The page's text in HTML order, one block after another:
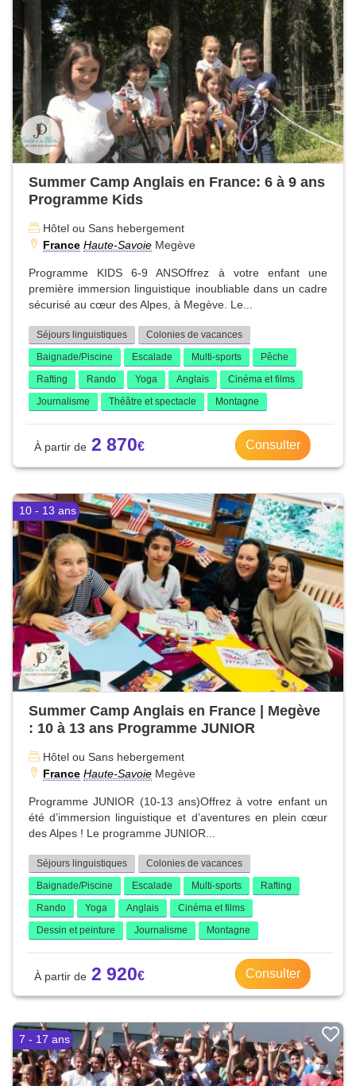
Summer Camp Anglais en France: 6 à 9 ans
Programme Kids
Hôtel ou Sans hebergement
France Haute-Savoie Megève
Programme KIDS 6-9 ANSOffrez à votre enfant une
première immersion linguistique inoubliable dans un cadre
sécurisé au cœur des Alpes, à Megève. Le...
Séjours linguistiques
Colonies de vacances
Baignade/Piscine
Escalade Multi-sports
Pêche
Rafting
Rando Yoga Anglais
Cinéma et films
Journalisme
Théâtre et spectacle Montagne
2 870 Consulter
10 - 13 ans
Summer Camp Anglais en France | Megève
: 10 à 13 ans Programme JUNIOR
Hôtel ou Sans hebergement
France Haute-Savoie Megève
Programme JUNIOR (10-13 ans)Offrez à votre enfant un
été d’immersion linguistique et d’aventures en plein cœur
des Alpes ! Le programme JUNIOR...
Séjours linguistiques
Colonies de vacances
Baignade/Piscine
Escalade Multi-sports
Rafting
Rando
Yoga Anglais
Cinéma et films
Dessin et peinture
Journalisme Montagne
2 920 Consulter
7 - 17 ans